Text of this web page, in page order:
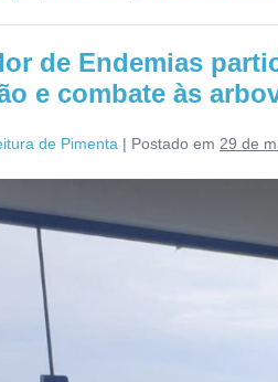
de Endemias
e combate às
de Pimenta | Postado em 29 de